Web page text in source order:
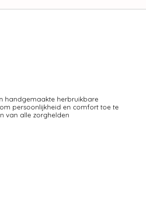
handgemaakte herbruikbare
persoonlijkheid en comfort toe te
van alle zorghelden